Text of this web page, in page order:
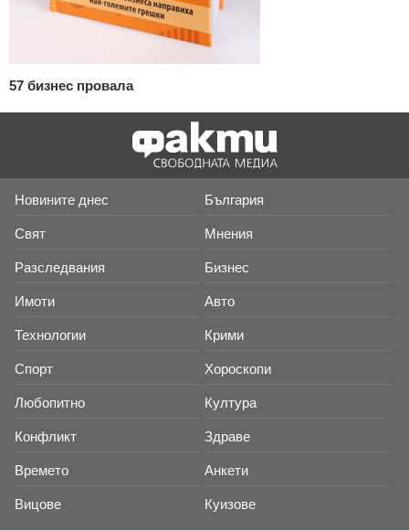
57 бизнес провала
Новините днес България
Свят Мнения
Разследвания Бизнес
Имоти Авто
Технологии Крими
Спорт Хороскопи
Любопитно Култура
Конфликт Здраве
Времето Анкети
Вицове Куизове